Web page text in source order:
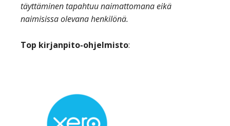
täyttäminen tapahtuu naimattomana eikä
naimisissa olevana henkilönä.
Top kirjanpito-ohjelmisto: